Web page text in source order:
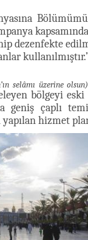
dezenfekte
selâmı üzerine olsun)
bölgeyi
geniş çaplı
hizmet